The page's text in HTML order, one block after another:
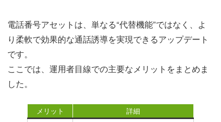
電話番号アセットは、単なる“代替機能”ではなく、よ
り柔軟で効果的な通話誘導を実現できるアップデート
です。
ここでは、運用者目線での主要なメリットをまとめま
した。
メリット 詳細